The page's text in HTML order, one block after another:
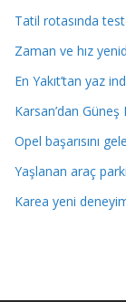
Tatil rotasında
Zaman ve hız
En Yakıt’tan yaz
Karsan’dan Güneş
Opel başarısını
Yaşlanan araç
Karea yeni